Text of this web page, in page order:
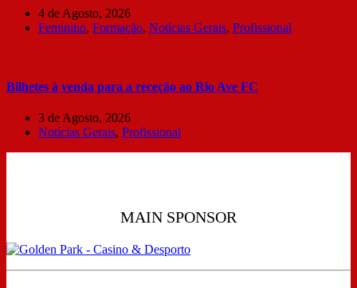
4 de Agosto, 2026
Feminino, Formação, Notícias Gerais, Profissional
Bilhetes à venda para a receção ao Rio Ave FC
3 de Agosto, 2026
Notícias Gerais, Profissional
MAIN SPONSOR